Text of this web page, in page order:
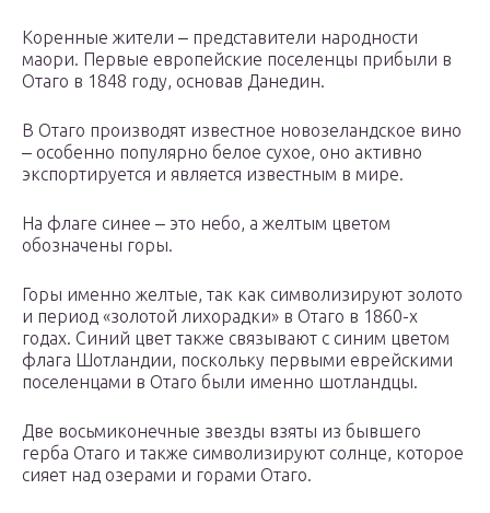
Коренные жители ‒ представители народности
маори. Первые европейские поселенцы прибыли в
Отаго в 1848 году, основав Данедин.
В Отаго производят известное новозеландское вино
‒ особенно популярно белое сухое, оно активно
экспортируется и является известным в мире.
На флаге синее ‒ это небо, а желтым цветом
обозначены горы.
Горы именно желтые, так как символизируют золото
и период «золотой лихорадки» в Отаго в 1860-х
годах. Синий цвет также связывают с синим цветом
флага Шотландии, поскольку первыми еврейскими
поселенцами в Отаго были именно шотландцы.
Две восьмиконечные звезды взяты из бывшего
герба Отаго и также символизируют солнце, которое
сияет над озерами и горами Отаго.